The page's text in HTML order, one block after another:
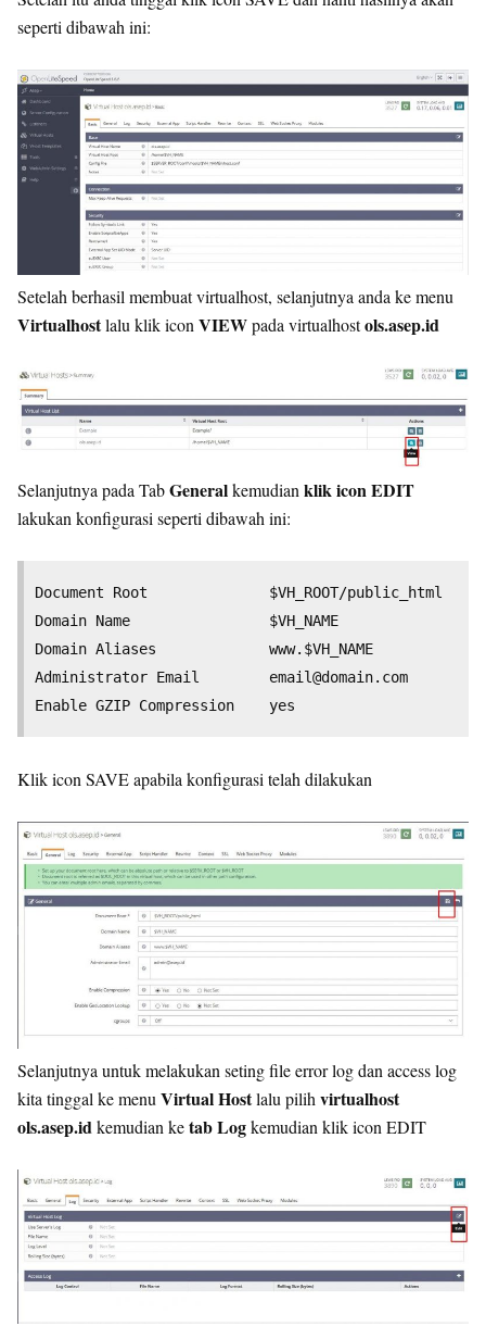
seperti dibawah ini:
Setelah berhasil membuat virtualhost, selanjutnya anda ke menu
Virtualhostlalu klik icon VIEWpada virtualhostols.asep.id
Selanjutnya pada TabGeneralkemudian klik icon EDIT
lakukan konfigurasi seperti dibawah ini:
Document Root 	           $VH_ROOT/public_html
Domain Name 	           $VH_NAME
Domain Aliases             www.$VH_NAME
Administrator Email email@domain.com
Klik icon SAVE apabila konfigurasi telah dilakukan
Selanjutnya untuk melakukan seting file error log dan access log
kita tinggal ke menu Virtual Hostlalu pilih virtualhost
ols.asep.idkemudian ketab Logkemudian klik icon EDIT